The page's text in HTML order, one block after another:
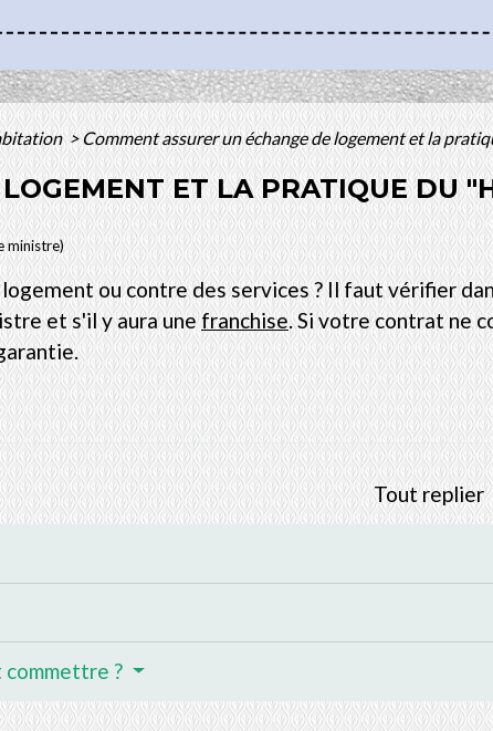
>Comment assurer un échange de logement et la
ET LA PRATIQUE DU
ministre)
ou contre des services ? Il faut vérifier
et s'il y aura unefranchise. Si votre contrat ne
Tout replier
commettre ?